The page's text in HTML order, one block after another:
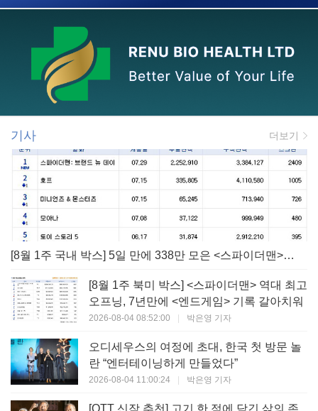
기사 더보기
[8월 1주 국내 박스] 5일 만에 338만 모은 <스파이더맨> 극장가 235% 대반등, <호프>는 400만 돌파
[8월 1주 북미 박스] <스파이더맨> 역대 최고
오프닝, 7년만에 <엔드게임> 기록 갈아치워
2026-08-04 08:52:00 | 박은영 기자
오디세우스의 여정에 초대, 한국 첫 방문 놀
란 “엔터테이닝하게 만들었다”
2026-08-04 11:00:24 | 박은영 기자
[OTT 신작 추천] 고기 한 점에 담긴 삶의 존